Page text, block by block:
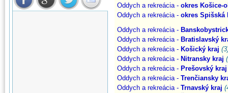
Oddych a rekreácia - okres Košice-
Oddych a rekreácia - okres Spišská
Oddych a rekreácia -
Oddych a rekreácia - Bratislavský
Oddych a rekreácia - Košický kraj
Oddych a rekreácia - Nitransky kraj
Oddych a rekreácia - Prešovský kraj
Oddych a rekreácia - Trenčiansky
Oddych a rekreácia - Trnavský kraj